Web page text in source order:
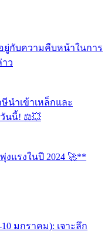
กับความคืบหน้าในการ
ว
นำเข้าเหล็กและ
วันนี้! ⚖️💥
แรงในปี 2024 🚀**
มกราคม): เจาะลึก